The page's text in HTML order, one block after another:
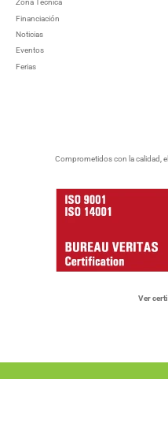
Zona Técnica
Financiación
Noticias
Eventos
Ferias
Comprometidos con la calidad,
Ver